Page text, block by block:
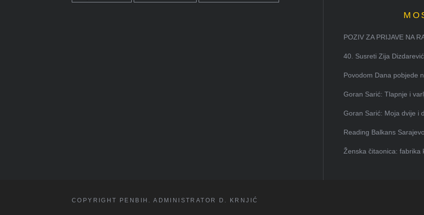
POZIV ZA PRIJAVE NA
40. Susreti Zija Dizdarević:
Povodom Dana pobjede
Goran Sarić: Tlapnje i
Goran Sarić: Moja dvije i
Reading Balkans Sarajevo
Ženska čitaonica: fabrika
COPYRIGHT PENBIH. ADMINISTRATOR D. KRNJIĆ